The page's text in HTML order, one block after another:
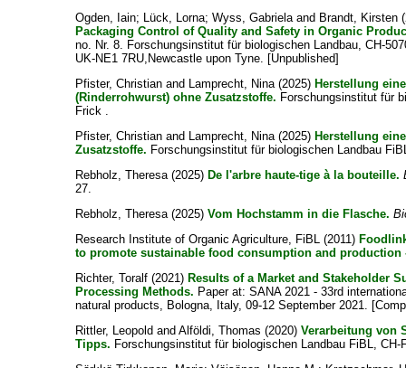
Ogden, Iain; Lück, Lorna;Wyss, Gabrielaand Brandt, Kirsten
Packaging Control of Quality and Safety in Organic
no. Nr. 8. Forschungsinstitut für biologischen Landbau, CH-
UK-NE1 7RU,Newcastle upon Tyne. [Unpublished]
Pfister, Christian and Lamprecht, Nina(2025) Herstellung
(Rinderrohwurst) ohne Zusatzstoffe. Forschungsinstitut für
Frick .
Pfister, Christian and Lamprecht, Nina(2025) Herstellung
Zusatzstoffe. Forschungsinstitut für biologischen Landbau
Rebholz, Theresa(2025) De l'arbre haute-tige à la bouteille.
27.
Rebholz, Theresa(2025)Vom Hochstamm in die Flasche.
Research Institute of Organic Agriculture, FiBL (2011)
to promote sustainable food consumption and production
Richter, Toralf (2021) Results of a Market and Stakeholder
Processing Methods. Paper at: SANA 2021 - 33rd
natural products, Bologna, Italy, 09-12 September 2021.
Rittler, Leopold andAlföldi, Thomas (2020)Verarbeitung von
Tipps. Forschungsinstitut für biologischen Landbau FiBL, CH-